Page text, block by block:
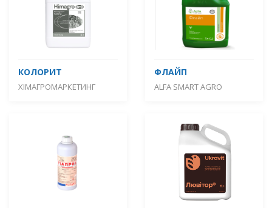
КОЛОРИТ
ХІМАГРОМАРКЕТИНГ
ФЛАЙП
ALFA SMART AGRO